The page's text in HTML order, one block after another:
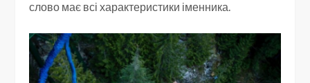
слово має всі характеристики іменника.